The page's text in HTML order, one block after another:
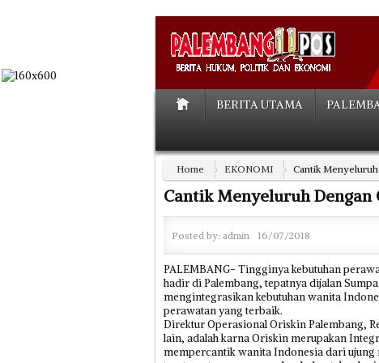
BERITA UTAMA
Home EKONOMI Cantik
Cantik Menyeluruh Dengan
Posted by: admin 16/07/2018
PALEMBANG- Tingginya kebutuhan
hadir di Palembang, tepatnya dijalan
mengintegrasikan kebutuhan wanita
perawatan yang terbaik.
Direktur Operasional Oriskin Palembang,
lain, adalah karna Oriskin merupakan
mempercantik wanita Indonesia dari